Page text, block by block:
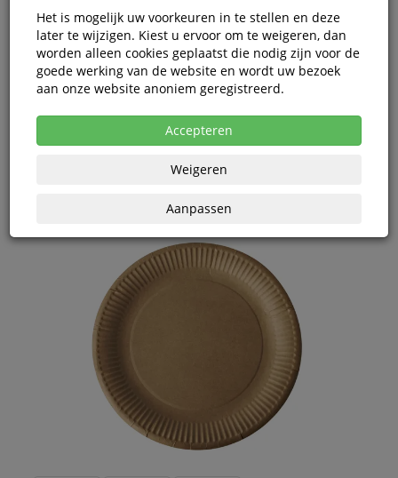
Papstar Pure Bord rond 23cm FSC
karton bruin 50 stuks
Korting vanaf aankoop 40 eenheden, zie
Vanaf € 2,81 excl. BTW bij aankoop van minimaal 40
eenheden
Het is mogelijk uw voorkeuren in te stellen en deze
later te wijzigen. Kiest u ervoor om te weigeren, dan
worden alleen cookies geplaatst die nodig zijn voor de
goede werking van de website en wordt uw bezoek
aan onze website anoniem geregistreerd.
Accepteren
Weigeren
Aanpassen